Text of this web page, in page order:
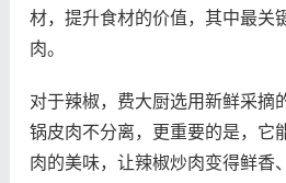
材，提升食材的价值，其中最关
肉。
对于辣椒，费大厨选用新鲜采摘
锅皮肉不分离，更重要的是，它
肉的美味，让辣椒炒肉变得鲜香